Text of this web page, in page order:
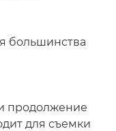
большинства
продолжение
для съемки